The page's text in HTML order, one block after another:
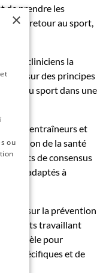
de prendre les
du retour au sport,
aux cliniciens la
sur des principes
au sport dans une
les entraîneurs et
de la santé
points de consensus
adaptés à
2022 sur la prévention
experts travaillant
modèle pour
spécifiques et de
×
ou